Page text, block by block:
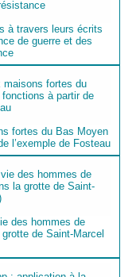
à travers leurs écrits
de guerre et des
fortes du Bas Moyen
l’exemple de Fosteau
des hommes de
de Saint-Marcel